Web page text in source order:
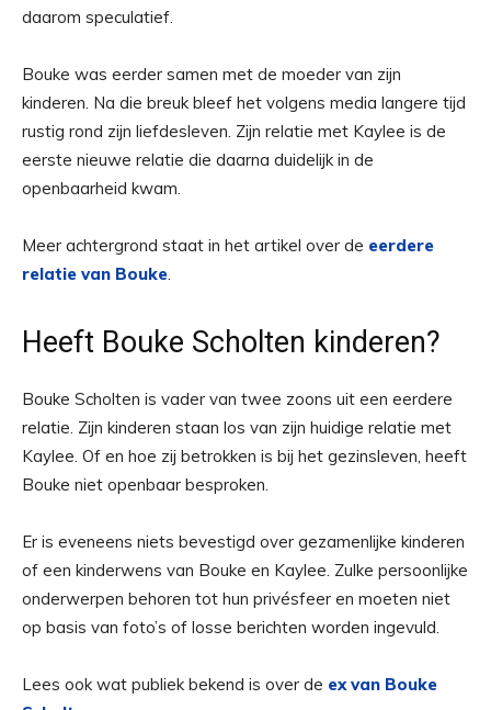
daarom speculatief.
Bouke was eerder samen met de moeder van zijn
kinderen. Na die breuk bleef het volgens media langere tijd
rustig rond zijn liefdesleven. Zijn relatie met Kaylee is de
eerste nieuwe relatie die daarna duidelijk in de
openbaarheid kwam.
Meer achtergrond staat in het artikel over de eerdere
relatie van Bouke.
Heeft Bouke Scholten kinderen?
Bouke Scholten is vader van twee zoons uit een eerdere
relatie. Zijn kinderen staan los van zijn huidige relatie met
Kaylee. Of en hoe zij betrokken is bij het gezinsleven, heeft
Bouke niet openbaar besproken.
Er is eveneens niets bevestigd over gezamenlijke kinderen
of een kinderwens van Bouke en Kaylee. Zulke persoonlijke
onderwerpen behoren tot hun privésfeer en moeten niet
op basis van foto’s of losse berichten worden ingevuld.
Lees ook wat publiek bekend is over de ex van Bouke